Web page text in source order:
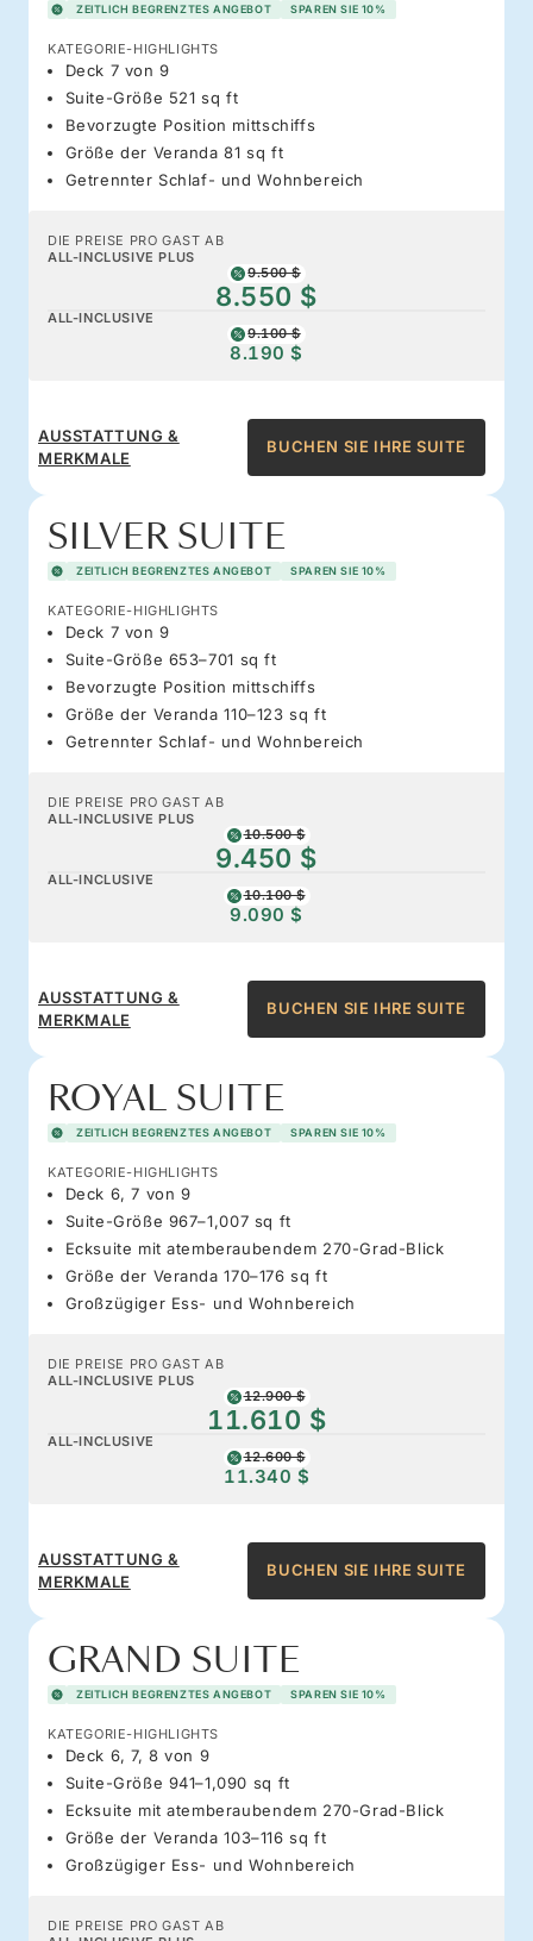
ZEITLICH BEGRENZTES ANGEBOT SPAREN SIE 10%
KATEGORIE-HIGHLIGHTS
Deck 7 von 9
Suite-Größe 521 sq ft
Bevorzugte Position mittschiffs
Größe der Veranda 81 sq ft
Getrennter Schlaf- und Wohnbereich
DIE PREISE PRO GAST AB
ALL-INCLUSIVE PLUS
9.500 $
8.550 $
ALL-INCLUSIVE
9.100 $
8.190 $
AUSSTATTUNG &
MERKMALE
BUCHEN SIE IHRE SUITE
SILVER SUITE
ZEITLICH BEGRENZTES ANGEBOT SPAREN SIE 10%
KATEGORIE-HIGHLIGHTS
Deck 7 von 9
Suite-Größe 653–701 sq ft
Bevorzugte Position mittschiffs
Größe der Veranda 110–123 sq ft
Getrennter Schlaf- und Wohnbereich
DIE PREISE PRO GAST AB
ALL-INCLUSIVE PLUS
10.500 $
9.450 $
ALL-INCLUSIVE
10.100 $
9.090 $
AUSSTATTUNG &
MERKMALE
BUCHEN SIE IHRE SUITE
ROYAL SUITE
ZEITLICH BEGRENZTES ANGEBOT SPAREN SIE 10%
KATEGORIE-HIGHLIGHTS
Deck 6, 7 von 9
Suite-Größe 967–1,007 sq ft
Ecksuite mit atemberaubendem 270-Grad-Blick
Größe der Veranda 170–176 sq ft
Großzügiger Ess- und Wohnbereich
DIE PREISE PRO GAST AB
ALL-INCLUSIVE PLUS
12.900 $
11.610 $
ALL-INCLUSIVE
12.600 $
11.340 $
AUSSTATTUNG &
MERKMALE
BUCHEN SIE IHRE SUITE
GRAND SUITE
ZEITLICH BEGRENZTES ANGEBOT SPAREN SIE 10%
KATEGORIE-HIGHLIGHTS
Deck 6, 7, 8 von 9
Suite-Größe 941–1,090 sq ft
Ecksuite mit atemberaubendem 270-Grad-Blick
Größe der Veranda 103–116 sq ft
Großzügiger Ess- und Wohnbereich
DIE PREISE PRO GAST AB